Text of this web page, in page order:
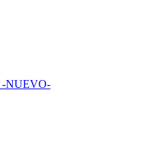
-NUEVO-